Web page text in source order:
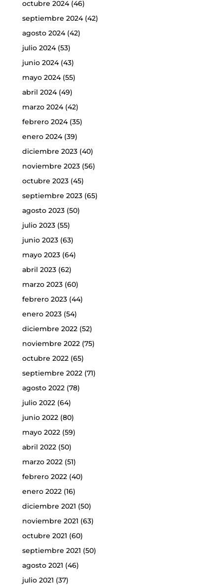
octubre 2024(46)
septiembre 2024(42)
agosto 2024(42)
julio 2024(53)
junio 2024(43)
mayo 2024(55)
abril 2024(49)
marzo 2024(42)
febrero 2024(35)
enero 2024(39)
diciembre 2023(40)
noviembre 2023(56)
octubre 2023(45)
septiembre 2023(65)
agosto 2023(50)
julio 2023(55)
junio 2023(63)
mayo 2023(64)
abril 2023(62)
marzo 2023(60)
febrero 2023(44)
enero 2023(54)
diciembre 2022(52)
noviembre 2022(75)
octubre 2022(65)
septiembre 2022(71)
agosto 2022(78)
julio 2022(64)
junio 2022(80)
mayo 2022(59)
abril 2022(50)
marzo 2022(51)
febrero 2022(40)
enero 2022(16)
diciembre 2021 (50)
noviembre 2021 (63)
octubre 2021 (60)
septiembre 2021 (50)
agosto 2021 (46)
julio 2021 (37)